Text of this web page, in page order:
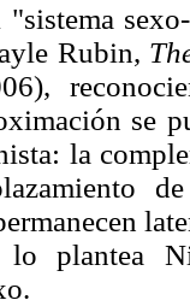
Rubin,
se
la
lo plantea